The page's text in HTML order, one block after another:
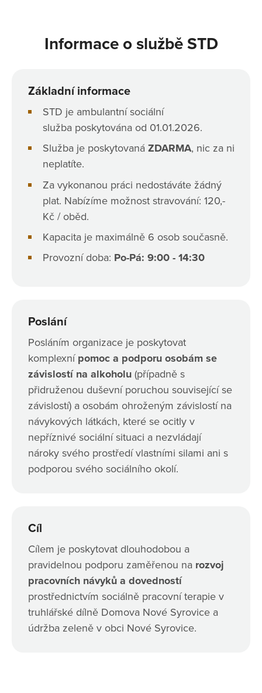
Informace o službě STD
​Základní informace
STD je ambulantní sociální
služba poskytována od 01.01.2026.
Služba je poskytovaná ZDARMA, nic za ni
neplatíte.
Za vykonanou práci nedostáváte žádný
plat. Nabízíme možnost stravování: 120,-
Kč / oběd.
Kapacita je maximálně 6 osob současně.
Provozní doba: Po-Pá: 9:00 - 14:30
Poslání
Posláním organizace je poskytovat
komplexní pomoc a podporu osobám se
závislostí na alkoholu(případně s
přidruženou duševní poruchou související se
závislostí) a osobám ohroženým závislostí na
návykových látkách, které se ocitly v
nepříznivé sociální situaci a nezvládají
nároky svého prostředí vlastními silami ani s
podporou svého sociálního okolí.
Cíl
Cílem je poskytovat dlouhodobou a
pravidelnou podporu zaměřenou na rozvoj
pracovních návyků a dovedností
prostřednictvím sociálně pracovní terapie v
truhlářské dílně Domova Nové Syrovice a
údržba zeleně v obci Nové Syrovice.